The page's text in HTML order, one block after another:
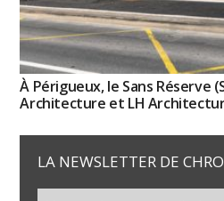
À Périgueux, le Sans Réserve
Architecture et LH
LA NEWSLETTER DE